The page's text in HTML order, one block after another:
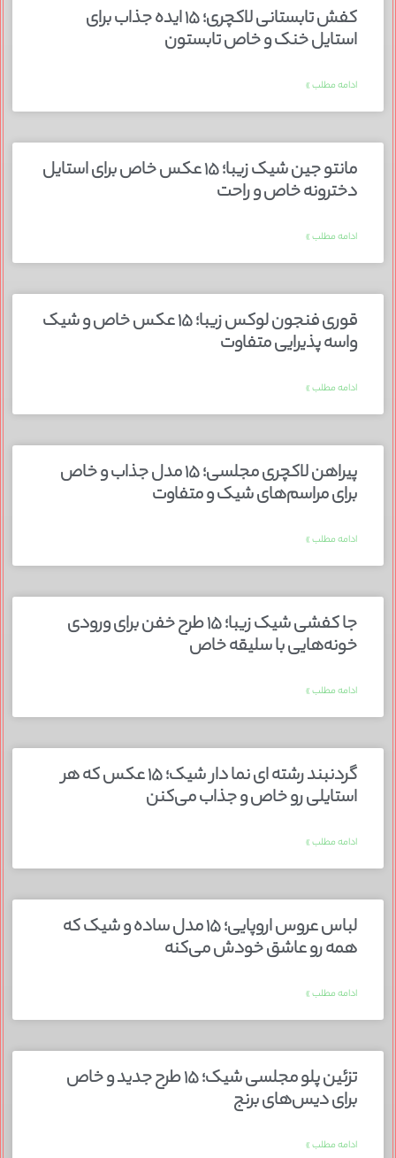
کفش تابستانی لاکچری؛ ۱۵ ایده‌ جذاب برای
استایل خنک و خاص تابستون
ادامه مطلب »
مانتو جین شیک زیبا؛ ۱۵ عکس خاص برای استایل
دخترونه خاص و راحت
ادامه مطلب »
قوری فنجون لوکس زیبا؛ ۱۵ عکس خاص و شیک
واسه پذیرایی متفاوت
ادامه مطلب »
پیراهن لاکچری مجلسی؛ ۱۵ مدل جذاب و خاص
برای مراسم‌های شیک و متفاوت
ادامه مطلب »
جا کفشی شیک زیبا؛ ۱۵ طرح خفن برای ورودی
خونه‌هایی با سلیقه خاص
ادامه مطلب »
گردنبند رشته ای نما دار شیک؛ ۱۵ عکس که هر
استایلی رو خاص و جذاب می‌کنن
ادامه مطلب »
لباس عروس اروپایی؛ ۱۵ مدل ساده و شیک که
همه رو عاشق خودش می‌کنه
ادامه مطلب »
تزئین پلو مجلسی شیک؛ ۱۵ طرح جدید و خاص
برای دیس‌های برنج
ادامه مطلب »